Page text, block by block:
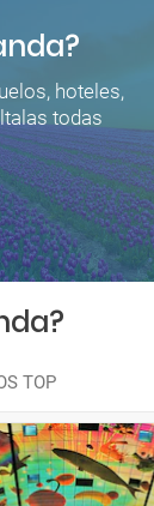
hoteles,
todas
TOP